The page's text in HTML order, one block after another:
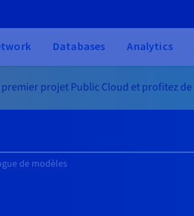
Databases Analytics
premier projet Public Cloud et profitez de
de modèles